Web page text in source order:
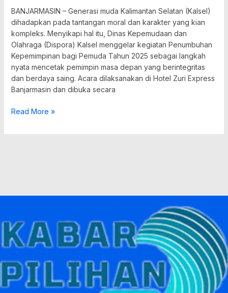
BANJARMASIN – Generasi muda Kalimantan Selatan (Kalsel)
dihadapkan pada tantangan moral dan karakter yang kian
kompleks. Menyikapi hal itu, Dinas Kepemudaan dan
Olahraga (Dispora) Kalsel menggelar kegiatan Penumbuhan
Kepemimpinan bagi Pemuda Tahun 2025 sebagai langkah
nyata mencetak pemimpin masa depan yang berintegritas
dan berdaya saing. Acara dilaksanakan di Hotel Zuri Express
Banjarmasin dan dibuka secara
Read More »